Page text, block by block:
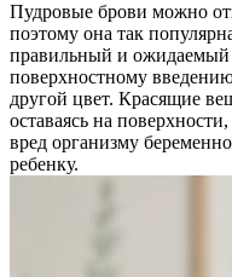
Пудровые брови можно
поэтому она так
правильный и ожидаемый
поверхностному
другой цвет. Красящие
оставаясь на
вред организму
ребенку.